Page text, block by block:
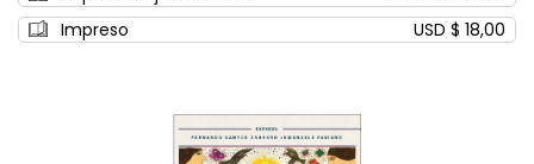
Impreso
USD $ 18,00